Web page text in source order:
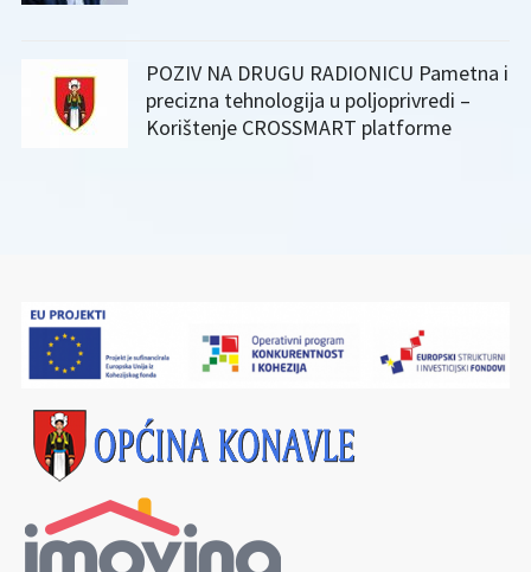
POZIV NA DRUGU RADIONICU Pametna i
precizna tehnologija u poljoprivredi –
Korištenje CROSSMART platforme